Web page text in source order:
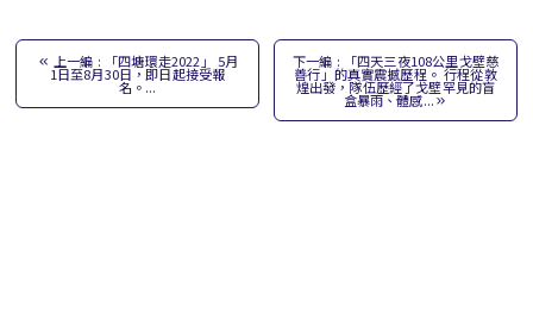
上一編 : 「四塘環走2022」 5月
1日至8月30日，即日起接受報
名。...
下一編 : 「四天三夜108公里戈壁慈
善行」的真實震撼歷程。 行程從敦
煌出發，隊伍歷經了戈壁罕見的盲
盒暴雨、體感...